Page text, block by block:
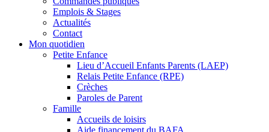
Emplois & Stages
Actualités
Contact
Mon quotidien
Petite Enfance
Lieu d’Accueil Enfants Parents (LAEP)
Relais Petite Enfance (RPE)
Crèches
Paroles de Parent
Famille
Accueils de loisirs
Aide financement du BAFA